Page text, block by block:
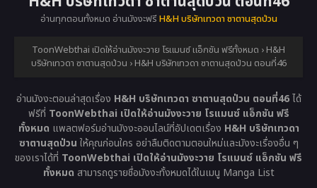
อ่านทุกตอนทั้งหมด อ่านมังงะฟรี H&H บริษัทเทวดา ซาตานสุดป่วน
ToonWebthai เปิดให้อ่านมังงะวาย โรแมนซ์ แอ็กชัน ฟรีทั้งหมด › H&H
บริษัทเทวดา ซาตานสุดป่วน › H&H บริษัทเทวดา ซาตานสุดป่วน ตอนที่46
อ่านมังงะตอนล่าสุดเรื่อง H&H บริษัทเทวดา ซาตานสุดป่วน ตอนที่46ได้
ฟรีที่ ToonWebthai เปิดให้อ่านมังงะวาย โรแมนซ์ แอ็กชัน ฟรี
ทั้งหมด แพลตฟอร์มอ่านมังงะออนไลน์ที่อัปเดตเรื่อง H&H บริษัทเทวดา
ซาตานสุดป่วน ให้คุณก่อนใคร อย่าลืมติดตามตอนใหม่และมังงะเรื่องอื่น ๆ
ของเราได้ที่ ToonWebthai เปิดให้อ่านมังงะวาย โรแมนซ์ แอ็กชัน ฟรี
ทั้งหมด สามารถดูรายชื่อมังงะทั้งหมดได้ในเมนู Manga List